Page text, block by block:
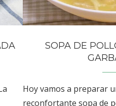
SOPA DE
Hoy vamos a preparar
reconfortante sopa de